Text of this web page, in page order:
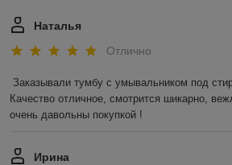
Наталья
Отлично
Заказывали тумбу с умывальником под
Качество отличное, смотрится шикарно,
очень давольны покупкой !
Ирина